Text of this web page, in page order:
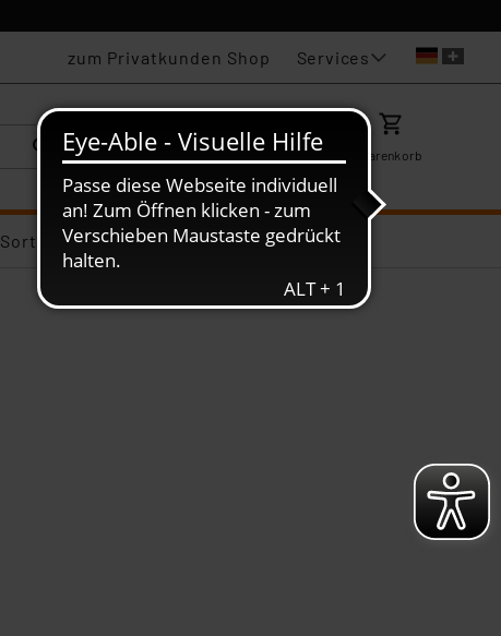
zum Privatkunden Shop Services
KarriereMein ELV Merkzettel Warenkorb
Sortiments-Deals